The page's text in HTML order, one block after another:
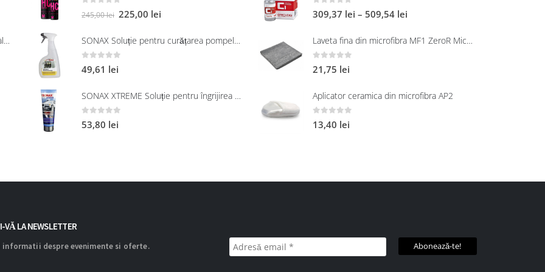
SONAX Soluție universală pentru neutralizarea mirosurilor neplăcute
245,00lei 225,00 lei
SONAX Soluție pentru curățarea pompelor de combustibil, 750 ml
0 out of 5
49,61 lei
SONAX XTREME Soluție pentru îngrijirea suprafețelor exterioare din plastic 250 ml
0 out of 5
53,80 lei
0 out of 5
309,37 lei – 509,54 lei
Laveta fina din microfibra MF1 ZeroR Microfibre
0 out of 5
21,75 lei
Aplicator ceramica din microfibra AP2
0 out of 5
13,40 lei
VĂ LA NEWSLETTER
despre evenimente si oferte.